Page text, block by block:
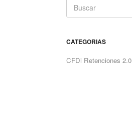
CATEGORIAS
CFDi Retenciones 2.0